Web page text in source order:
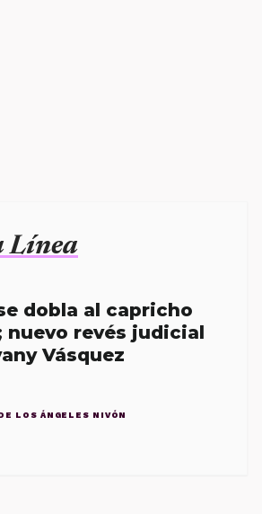
Línea
dobla al capricho
nuevo revés judicial
Vásquez
LOS ÁNGELES NIVÓN